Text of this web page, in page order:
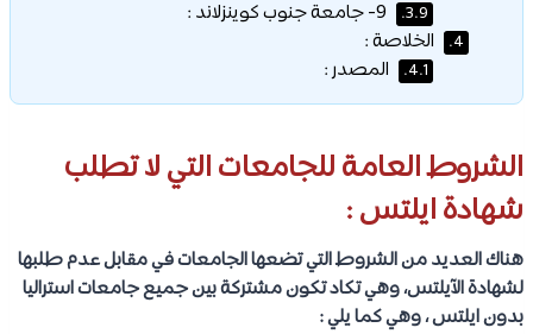
3.9.
4. الخلاصة :
4.1. المصدر :
الشروط العامة للجامعات التي لا تطلب
شهادة ايلتس :
هناك العديد من الشروط التي تضعها الجامعات في مقابل عدم طلبها
لشهادة الآيلتس، وهي تكاد تكون مشتركة بين جميع جامعات استراليا
بدون ايلتس ، وهي كما يلي :